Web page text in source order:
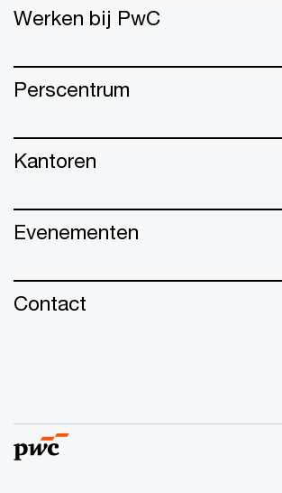
Werken bij PwC
Perscentrum
Kantoren
Evenementen
Contact